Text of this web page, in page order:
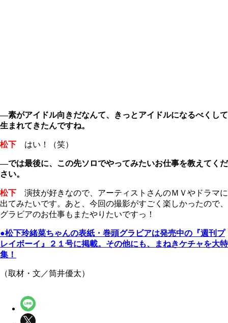
―素がアイドル向きだなんて、きっとアイドルになるべくして
生まれてきたんですね。
松下 はい！（笑）
―では最後に、この先ソロでやってみたいお仕事を教えてくだ
さい。
松下 演技が好きなので、アーティストさんのＭＶやドラマに
出てみたいです。あと、今回の撮影がすごく楽しかったので、
グラビアのお仕事もまたやりたいですっ！
●松下玲緒菜ちゃんの表紙・巻頭グラビアは発売中の『週刊プ
レイボーイ』２１号に掲載。その他にも、まねきケチャを大特
集！
（取材・文／筒井優太）